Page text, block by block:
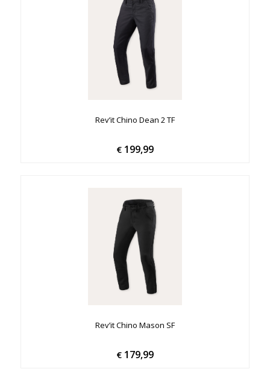
Rev’it Chino Dean 2 TF
€199,99
Rev’it Chino Mason SF
€179,99